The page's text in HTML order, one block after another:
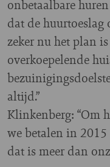
onbetaalbare
dat de
zeker nu het plan
overkoepelende
altijd.”
Klinkenberg: “Om
we betalen in
dat is meer dan